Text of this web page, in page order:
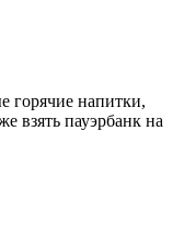
горячие напитки,
взять пауэрбанк на